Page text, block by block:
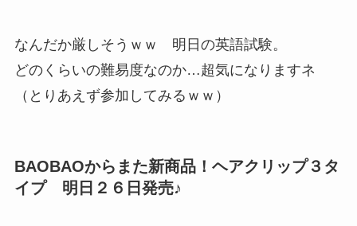
なんだか厳しそうｗｗ 明日の英語試験。
どのくらいの難易度なのか…超気になりますネ
（とりあえず参加してみるｗｗ）
BAOBAOからまた新商品！ヘアクリップ３タ
イプ 明日２６日発売♪